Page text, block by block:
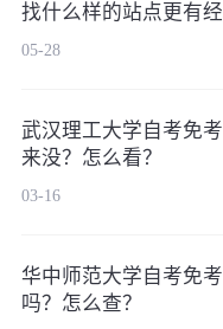
找什么样的站点更有
05-28
武汉理工大学自考免
来没？怎么看？
03-16
华中师范大学自考免
吗？怎么查？